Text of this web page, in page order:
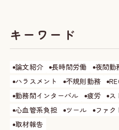
キーワード
論文紹介 長時間労働
夜間勤
ハラスメント
不規則勤務
勤務間インターバル
疲労 ス
心血管系負担
ツール ファク
取材報告